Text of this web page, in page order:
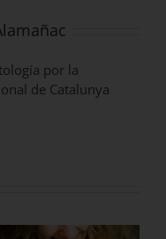
por la
de Catalunya